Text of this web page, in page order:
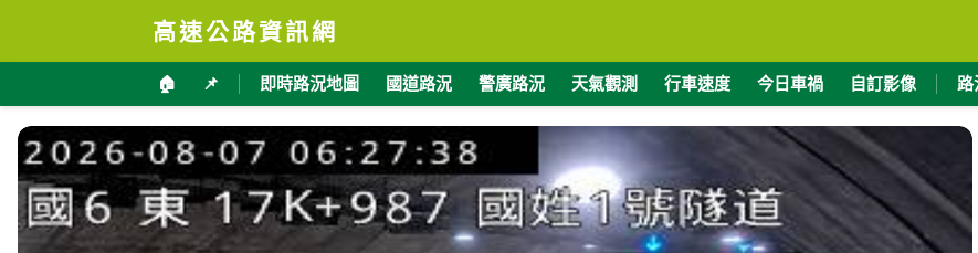
高速公路資訊網
🏠 📌 即時路況地圖 國道路況 警廣路況 天氣觀測 行車速度 今日車禍 自訂影像 路